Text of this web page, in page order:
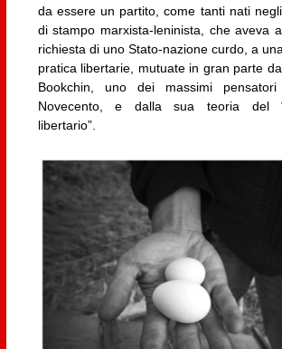
da essere un partito, come tanti nati negli
di stampo marxista-leninista, che aveva
richiesta di uno Stato-nazione curdo, a
pratica libertarie, mutuate in gran parte
Bookchin, uno dei massimi
Novecento, e dalla sua teoria del
libertario”.